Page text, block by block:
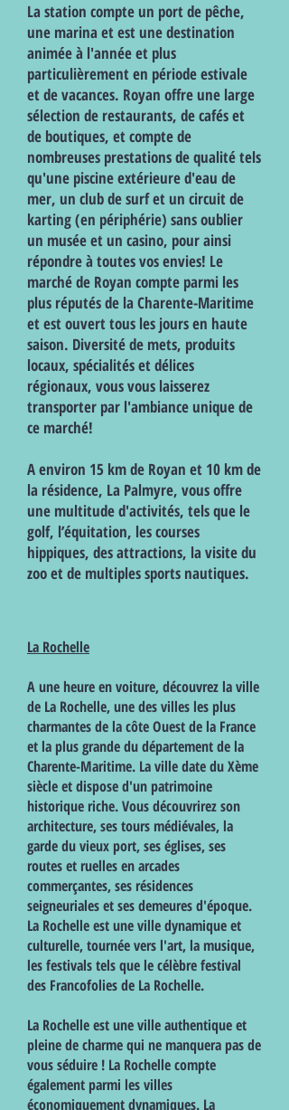
La station compte un port de pêche,
une marina et est une destination
animée à l'année et plus
particulièrement en période estivale
et de vacances. Royan offre une large
sélection de restaurants, de cafés et
de boutiques, et compte de
nombreuses prestations de qualité tels
qu'une piscine extérieure d'eau de
mer, un club de surf et un circuit de
karting (en périphérie) sans oublier
un musée et un casino, pour ainsi
répondre à toutes vos envies! Le
marché de Royan compte parmi les
plus réputés de la Charente-Maritime
et est ouvert tous les jours en haute
saison. Diversité de mets, produits
locaux, spécialités et délices
régionaux, vous vous laisserez
transporter par l'ambiance unique de
ce marché!
A environ 15 km de Royan et 10 km de
la résidence, La Palmyre, vous offre
une multitude d'activités, tels que le
golf, l’équitation, les courses
hippiques, des attractions, la visite du
zoo et de multiples sports nautiques.
La Rochelle
A une heure en voiture, découvrez la ville
de La Rochelle, une des villes les plus
charmantes de la côte Ouest de la France
et la plus grande du département de la
Charente-Maritime. La ville date du Xème
siècle et dispose d'un patrimoine
historique riche. Vous découvrirez son
architecture, ses tours médiévales, la
garde du vieux port, ses églises, ses
routes et ruelles en arcades
commerçantes, ses résidences
seigneuriales et ses demeures d'époque.
La Rochelle est une ville dynamique et
culturelle, tournée vers l'art, la musique,
les festivals tels que le célèbre festival
des Francofolies de La Rochelle.
La Rochelle est une ville authentique et
pleine de charme qui ne manquera pas de
vous séduire ! La Rochelle compte
également parmi les villes
économiquement dynamiques. La